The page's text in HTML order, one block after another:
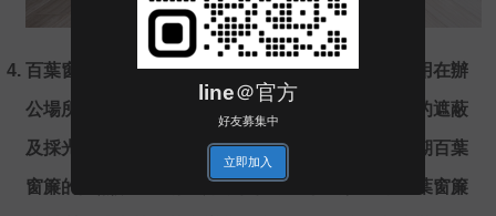
百葉窗簾多數人對於百葉窗簾的印象，幾乎都是應用在辦
公場所，其實家裡也可以安裝。百葉窗簾擁有良好的遮蔽
及採光功能，可隨意調節葉片來決定陽光亮度。早期百葉
窗簾的隔熱效果沒那麼好，但隨著時代的變遷，百葉窗簾
line＠官方
好友募集中
立即加入